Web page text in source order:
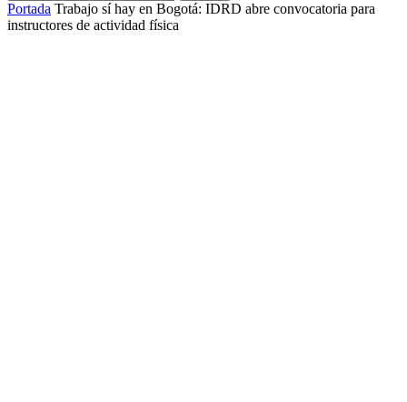
Portada Trabajo sí hay en Bogotá: IDRD abre convocatoria para
instructores de actividad física